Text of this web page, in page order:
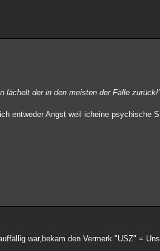
lächelt der in den meisten der Fälle
entweder Angst weil icheine psychische
war,bekam den Vermerk "USZ" =